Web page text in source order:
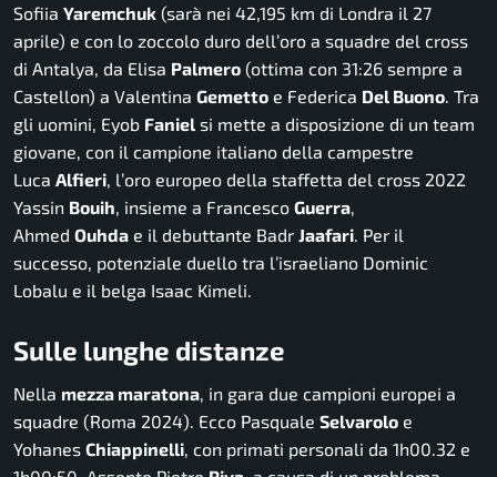
Sofiia Yaremchuk (sarà nei 42,195 km di Londra il 27
aprile) e con lo zoccolo duro dell’oro a squadre del cross
di Antalya, da Elisa Palmero (ottima con 31:26 sempre a
Castellon) a Valentina Gemetto e Federica Del Buono . Tra
gli uomini, Eyob Faniel si mette a disposizione di un team
giovane, con il campione italiano della campestre
Luca Alfieri , l’oro europeo della staffetta del cross 2022
Yassin Bouih , insieme a Francesco Guerra
Ahmed Ouhda e il debuttante Badr Jaafari . Per il
successo, potenziale duello tra l’israeliano Dominic
Lobalu e il belga Isaac Kimeli.
Sulle lunghe distanze
Nella mezza maratona, in gara due campioni europei a
squadre (Roma 2024). Ecco Pasquale Selvarolo e
Yohanes Chiappinelli, con primati personali da 1h00.32 e